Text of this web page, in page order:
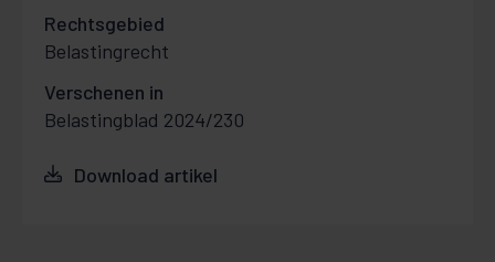
Rechtsgebied
Belastingrecht
Verschenen in
Belastingblad 2024/230
Download artikel